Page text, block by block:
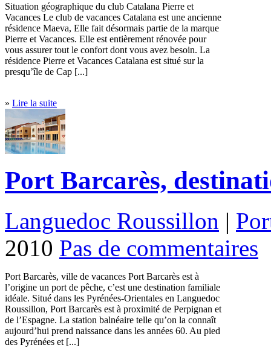
Situation géographique du club Catalana Pierre et
Vacances Le club de vacances Catalana est une ancienne
résidence Maeva, Elle fait désormais partie de la marque
Pierre et Vacances. Elle est entièrement rénovée pour
vous assurer tout le confort dont vous avez besoin. La
résidence Pierre et Vacances Catalana est situé sur la
presqu’île de Cap [...]
» Lire la suite
Port Barcarès,
Languedoc Roussillon |
2010 Pas de commentaires
Port Barcarès, ville de vacances Port Barcarès est à
l’origine un port de pêche, c’est une destination familiale
idéale. Situé dans les Pyrénées-Orientales en Languedoc
Roussillon, Port Barcarès est à proximité de Perpignan et
de l’Espagne. La station balnéaire telle qu’on la connaît
aujourd’hui prend naissance dans les années 60. Au pied
des Pyrénées et [...]